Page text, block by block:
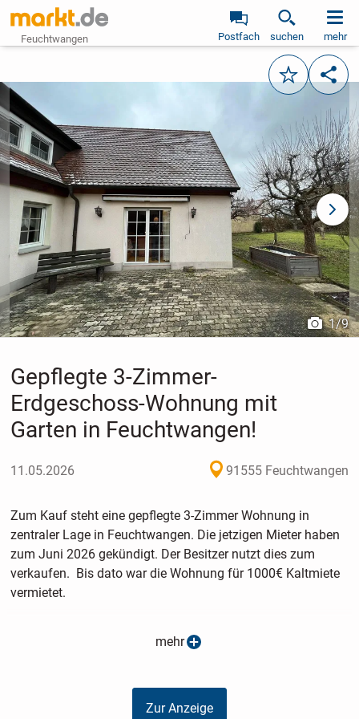
Feuchtwangen Postfach suchen mehr
Merken
vorheriges Bild
1/9
Gepflegte 3-Zimmer-
Erdgeschoss-Wohnung mit
Garten in Feuchtwangen!
11.05.2026 91555 Feuchtwangen
Zum Kauf steht eine gepflegte 3-Zimmer Wohnung in
zentraler Lage in Feuchtwangen. Die jetzigen Mieter haben
zum Juni 2026 gekündigt. Der Besitzer nutzt dies zum
verkaufen. Bis dato war die Wohnung für 1000€ Kaltmiete
vermietet.
Die Wohnung liegt in einem gepflegtem 2-Familienhaus. 2
eigene Garagen mit angebauten Schuppen für Fahrräder
kleiner Garten mit großer Terrasse gehören zur Wohnung
mehr
Zur Anzeige